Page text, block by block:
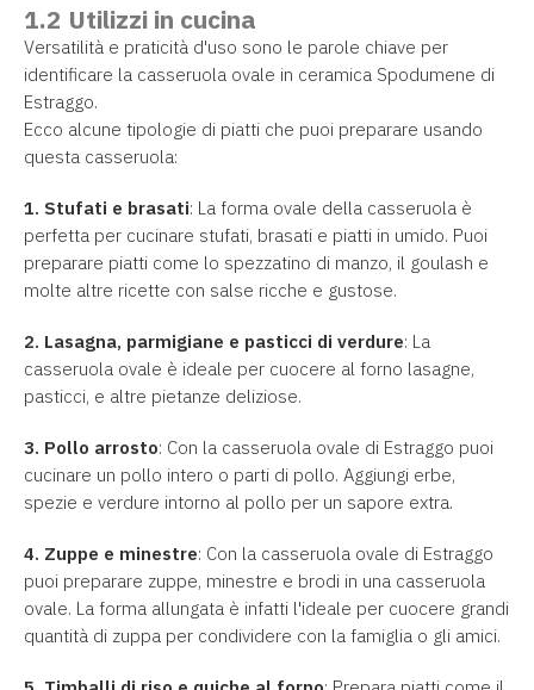
1.2 Utilizzi in cucina
Versatilità e praticità d'uso sono le parole chiave per
identificare la casseruola ovale in ceramica Spodumene di
Estraggo.
Ecco alcune tipologie di piatti che puoi preparare usando
questa casseruola:
1. Stufati e brasati: La forma ovale della casseruola è
perfetta per cucinare stufati, brasati e piatti in umido. Puoi
preparare piatti come lo spezzatino di manzo, il goulash e
molte altre ricette con salse ricche e gustose.
2. Lasagna, parmigiane e pasticci di verdure: La
casseruola ovale è ideale per cuocere al forno lasagne,
pasticci, e altre pietanze deliziose.
3. Pollo arrosto: Con la casseruola ovale di Estraggo puoi
cucinare un pollo intero o parti di pollo. Aggiungi erbe,
spezie e verdure intorno al pollo per un sapore extra.
4. Zuppe e minestre: Con la casseruola ovale di Estraggo
puoi preparare zuppe, minestre e brodi in una casseruola
ovale. La forma allungata è infatti l'ideale per cuocere grandi
quantità di zuppa per condividere con la famiglia o gli amici.